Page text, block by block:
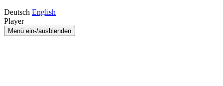
Deutsch English
Player
Menü ein-/ausblenden